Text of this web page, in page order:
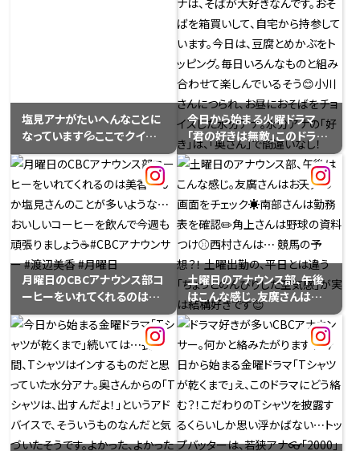
さい。
https://hicbc.com/tv/ca
mpaign/asobi-bousai-
fes/
塩見アナがたいへんなことに
なっています💦ここでクイズ
～！！塩見さんはいったい何を
しているのでしょうか？#CBC
アナウンサー＃塩見啓ー＃
VIVANT
今日から始まる火曜ドラマ
｢君の好きは無敵｣このドラマ
にちなんでCBCアナウンサー
の｢好き｣をご紹介！ほぼ毎日
同じものをお昼に食べている
人を発見！小川実桜アナは、そ
ばが大好きなんです。おそばを
箱買いして、自宅から持参して
います。今日は、豆腐とめかぶ
をトッピング。毎日いろんなも
のと組み合わせて楽しんでい
るそう😊小川さんにつられ、お
昼におそばをチョイスした水
分アナ。水分アナの｢好き｣は、
｢奥さん｣で間違いなし！
月曜日のCBCアナウンス部コ
ーヒーをいれてくれるのは美
香さんか塩見さんのことが多
いような⋯おいしいコーヒー
を飲んで今週も頑張りましょ
う☕️#CBCアナウンサー #渡
辺美香 #月曜日
土曜日のアナウンス部、午後
はこんな感じ。友廣さんはお
天気の画面をチェック☀️南部
さんは勤務表を確認✏️角上さ
んは野球の資料つけ⚾️西村さ
んは⋯ 競馬の予想？！ 土曜出
勤の、平日とは違う「ちょっと
のんびりした空気感」が実は
結構好きです😊